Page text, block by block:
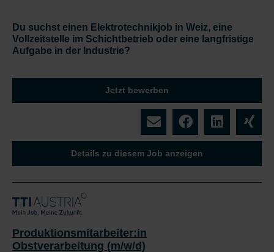
Du suchst einen Elektrotechnikjob in Weiz, eine
Vollzeitstelle im Schichtbetrieb oder eine langfristige
Aufgabe in der Industrie?
Jetzt bewerben
Details zu diesem Job anzeigen
Produktionsmitarbeiter:in
Obstverarbeitung (m/w/d)